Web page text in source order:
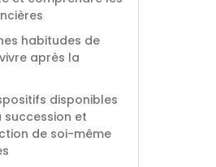
habitudes de
après la
disponibles
et
de soi-même